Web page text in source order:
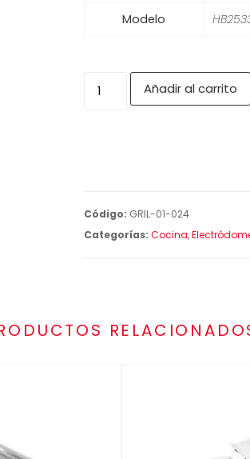
Modelo
Añadir al carrito
Código: GRIL-01-024
Categorías: Cocina,